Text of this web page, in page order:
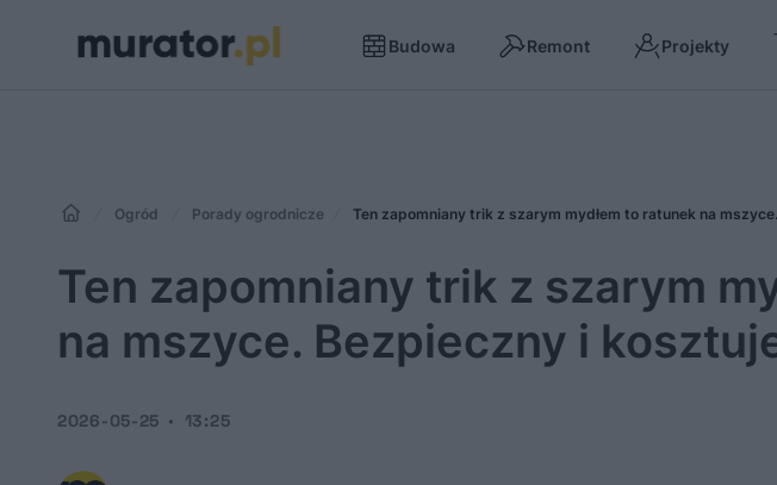
Budowa Remont Projekty
Ogród Porady ogrodnicze Ten zapomniany trik z szarym mydłem to ratunek na
Ten zapomniany trik z szarym
na mszyce. Bezpieczny i
2026-05-25 13:25